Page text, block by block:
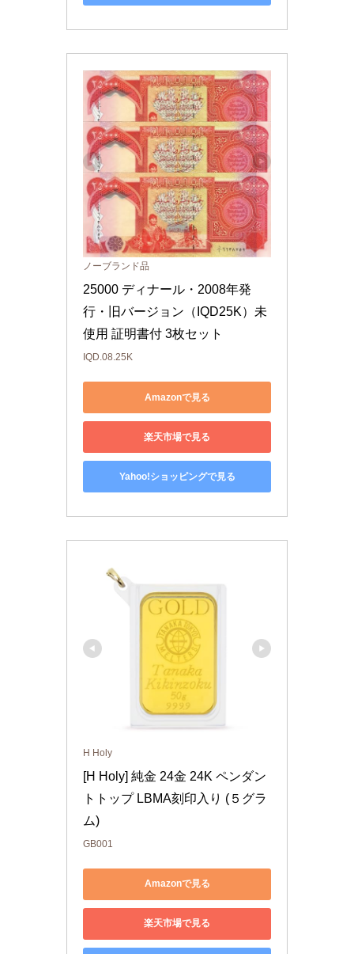
ノーブランド品
25000 ディナール・2008年発
行・旧バージョン（IQD25K）未
使用 証明書付 3枚セット
IQD.08.25K
Amazonで見る
楽天市場で見る
Yahoo!ショッピングで見る
H Holy
[H Holy] 純金 24金 24K ペンダン
トトップ LBMA刻印入り (５グラ
ム)
GB001
Amazonで見る
楽天市場で見る